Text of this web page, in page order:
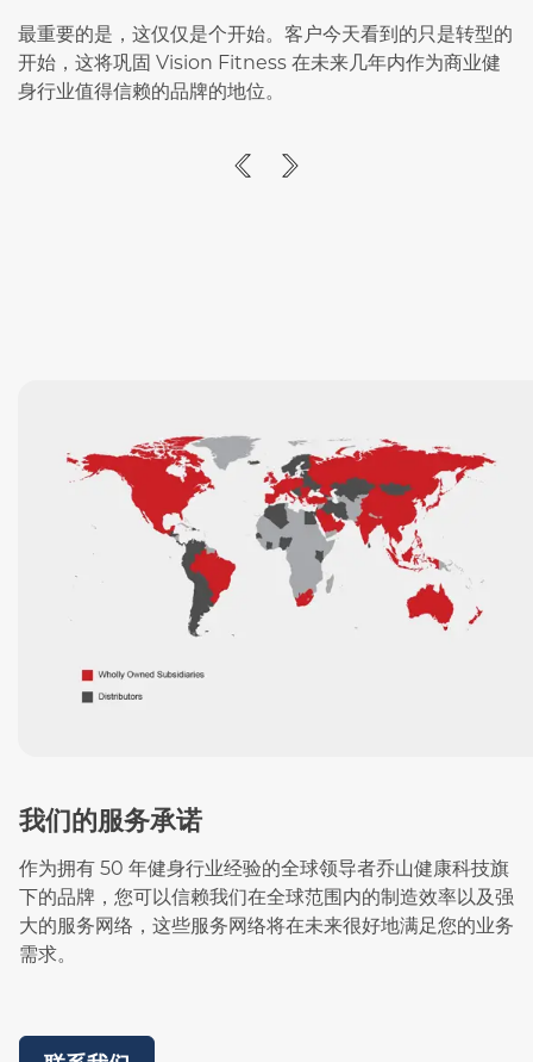
最重要的是，这仅仅是个开始。客户今天看到的只是转型的
开始，这将巩固 Vision Fitness 在未来几年内作为商业健
身行业值得信赖的品牌的地位。
我们的服务承诺
作为拥有 50 年健身行业经验的全球领导者乔山健康科技旗
下的品牌，您可以信赖我们在全球范围内的制造效率以及强
大的服务网络，这些服务网络将在未来很好地满足您的业务
需求。